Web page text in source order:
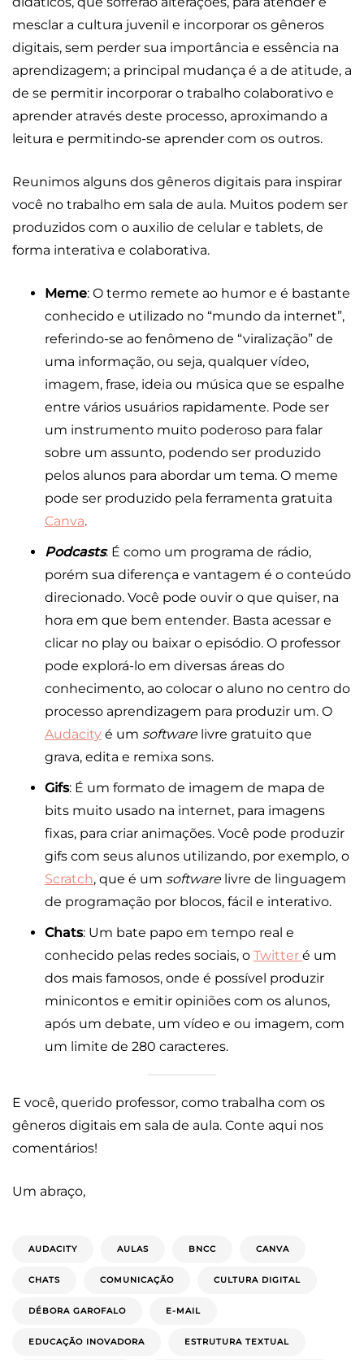
mesclar a cultura juvenil e incorporar os gêneros
digitais, sem perder sua importância e essência na
aprendizagem; a principal mudança é a de atitude, a
de se permitir incorporar o trabalho colaborativo e
aprender através deste processo, aproximando a
leitura e permitindo-se aprender com os outros.
Reunimos alguns dos gêneros digitais para inspirar
você no trabalho em sala de aula. Muitos podem ser
produzidos com o auxilio de celular e tablets, de
forma interativa e colaborativa.
Meme: O termo remete ao humor e é bastante
conhecido e utilizado no “mundo da internet”,
referindo-se ao fenômeno de “viralização” de
uma informação, ou seja, qualquer vídeo,
imagem, frase, ideia ou música que se espalhe
entre vários usuários rapidamente. Pode ser
um instrumento muito poderoso para falar
sobre um assunto, podendo ser produzido
pelos alunos para abordar um tema. O meme
pode ser produzido pela ferramenta gratuita
Canva.
Podcasts: É como um programa de rádio,
porém sua diferença e vantagem é o conteúdo
direcionado. Você pode ouvir o que quiser, na
hora em que bem entender. Basta acessar e
clicar no play ou baixar o episódio. O professor
pode explorá-lo em diversas áreas do
conhecimento, ao colocar o aluno no centro do
processo aprendizagem para produzir um. O
Audacity é um softwarelivre gratuito que
grava, edita e remixa sons.
Gifs: É um formato de imagem de mapa de
bits muito usado na internet, para imagens
fixas, para criar animações. Você pode produzir
gifs com seus alunos utilizando, por exemplo, o
Scratch, que é um softwarelivre de linguagem
de programação por blocos, fácil e interativo.
Chats: Um bate papo em tempo real e
conhecido pelas redes sociais, o Twitter é um
dos mais famosos, onde é possível produzir
minicontos e emitir opiniões com os alunos,
após um debate, um vídeo e ou imagem, com
um limite de 280 caracteres.
E você, querido professor, como trabalha com os
gêneros digitais em sala de aula. Conte aqui nos
comentários!
Um abraço,
AUDACITY AULAS BNCC CANVA
CHATS COMUNICAÇÃO CULTURA DIGITAL
DÉBORA GAROFALO E-MAIL
EDUCAÇÃO INOVADORA ESTRUTURA TEXTUAL